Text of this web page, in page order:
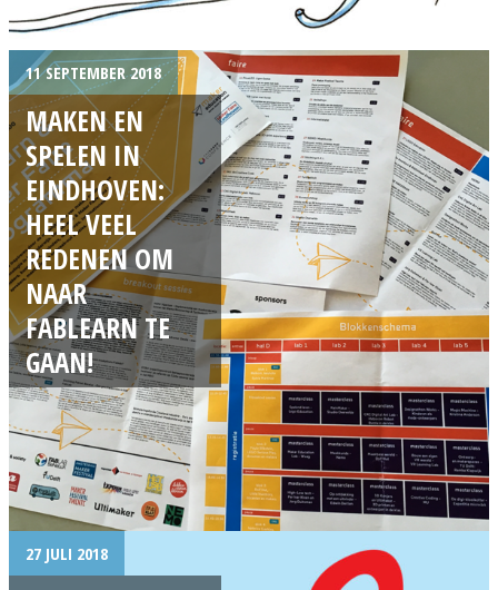
11 SEPTEMBER 2018
MAKEN EN
SPELEN IN
EINDHOVEN:
HEEL VEEL
REDENEN OM
NAAR
FABLEARN TE
GAAN!
27 JULI 2018